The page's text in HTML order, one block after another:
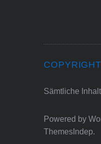
Sämtliche
Powered by
ThemesIndep.